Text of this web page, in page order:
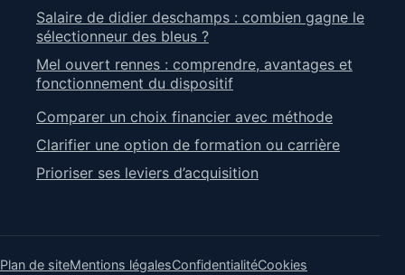
Salaire de didier deschamps : combien gagne le
sélectionneur des bleus ?
Mel ouvert rennes : comprendre, avantages et
fonctionnement du dispositif
Comparer un choix financier avec méthode
Clarifier une option de formation ou carrière
Prioriser ses leviers d’acquisition
Plan de siteMentions légalesConfidentialitéCookies